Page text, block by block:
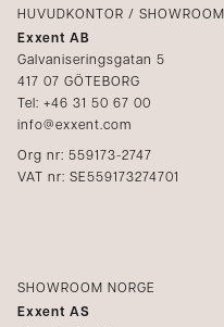
Kataloger
Mediabank
Bli återförsäljare
HUVUDKONTOR / SHOWROOM
Exxent AB
Galvaniseringsgatan 5
417 07 GÖTEBORG
Tel: +46 31 50 67 00
info@exxent.com
Org nr: 559173-2747
VAT nr: SE559173274701
SHOWROOM NORGE
Exxent AS